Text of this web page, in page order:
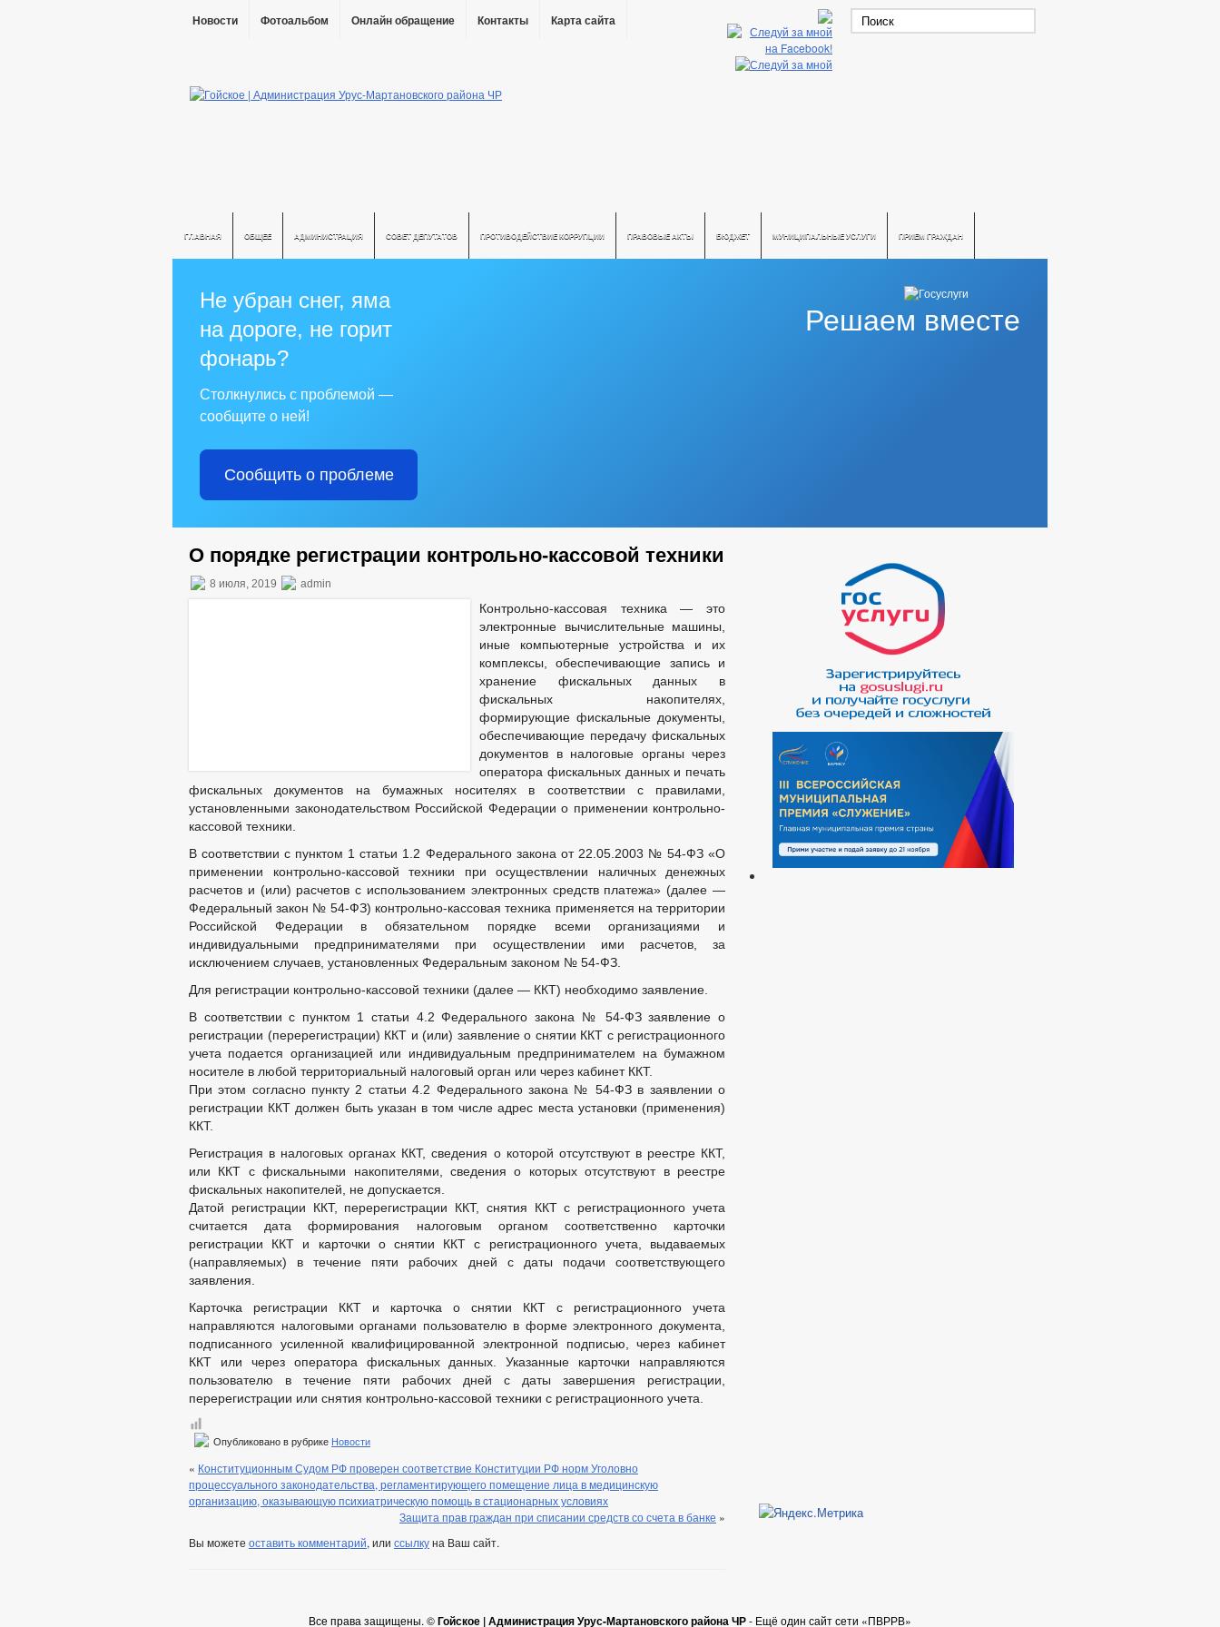
Новости Фотоальбом Онлайн обращение Контакты Карта сайта
ГЛАВНАЯ ОБЩЕЕ АДМИНИСТРАЦИЯ СОВЕТ ДЕПУТАТОВ ПРОТИВОДЕЙСТВИЕ КОРРУПЦИИ ПРАВОВЫЕ АКТЫ БЮДЖЕТ МУНИЦИПАЛЬНЫЕ УСЛУГИ ПРИЕМ ГРАЖДАН
Решаем вместе
Не убран снег, яма
на дороге, не горит
фонарь?
Столкнулись с проблемой —
сообщите о ней!
Сообщить о проблеме
О порядке регистрации контрольно-кассовой техники
8 июля, 2019 admin
Контрольно-кассовая техника — это
электронные вычислительные машины,
иные компьютерные устройства и их
комплексы, обеспечивающие запись и
хранение фискальных данных в
фискальных накопителях,
формирующие фискальные документы,
обеспечивающие передачу фискальных
документов в налоговые органы через
оператора фискальных данных и печать
фискальных документов на бумажных носителях в соответствии с правилами,
установленными законодательством Российской Федерации о применении контрольно-
кассовой техники.
В соответствии с пунктом 1 статьи 1.2 Федерального закона от 22.05.2003 № 54-ФЗ «О
применении контрольно-кассовой техники при осуществлении наличных денежных
расчетов и (или) расчетов с использованием электронных средств платежа» (далее —
Федеральный закон № 54-ФЗ) контрольно-кассовая техника применяется на территории
Российской Федерации в обязательном порядке всеми организациями и
индивидуальными предпринимателями при осуществлении ими расчетов, за
исключением случаев, установленных Федеральным законом № 54-ФЗ.
Для регистрации контрольно-кассовой техники (далее — ККТ) необходимо заявление.
В соответствии с пунктом 1 статьи 4.2 Федерального закона № 54-ФЗ заявление о
регистрации (перерегистрации) ККТ и (или) заявление о снятии ККТ с регистрационного
учета подается организацией или индивидуальным предпринимателем на бумажном
носителе в любой территориальный налоговый орган или через кабинет ККТ.
При этом согласно пункту 2 статьи 4.2 Федерального закона № 54-ФЗ в заявлении о
регистрации ККТ должен быть указан в том числе адрес места установки (применения)
ККТ.
Регистрация в налоговых органах ККТ, сведения о которой отсутствуют в реестре ККТ,
или ККТ с фискальными накопителями, сведения о которых отсутствуют в реестре
фискальных накопителей, не допускается.
Датой регистрации ККТ, перерегистрации ККТ, снятия ККТ с регистрационного учета
считается дата формирования налоговым органом соответственно карточки
регистрации ККТ и карточки о снятии ККТ с регистрационного учета, выдаваемых
(направляемых) в течение пяти рабочих дней с даты подачи соответствующего
заявления.
Карточка регистрации ККТ и карточка о снятии ККТ с регистрационного учета
направляются налоговыми органами пользователю в форме электронного документа,
подписанного усиленной квалифицированной электронной подписью, через кабинет
ККТ или через оператора фискальных данных. Указанные карточки направляются
пользователю в течение пяти рабочих дней с даты завершения регистрации,
перерегистрации или снятия контрольно-кассовой техники с регистрационного учета.
Опубликовано в рубрике Новости
« Конституционным Судом РФ проверен соответствие Конституции РФ норм Уголовно
процессуального законодательства, регламентирующего помещение лица в медицинскую
организацию, оказывающую психиатрическую помощь в стационарных условиях
Защита прав граждан при списании средств со счета в банке »
Вы можете оставить комментарий, или ссылкуна Ваш сайт.
Все права защищены. ©Гойское | Администрация Урус-Мартановского района ЧР- Ещё один сайт сети «ПВРРВ»